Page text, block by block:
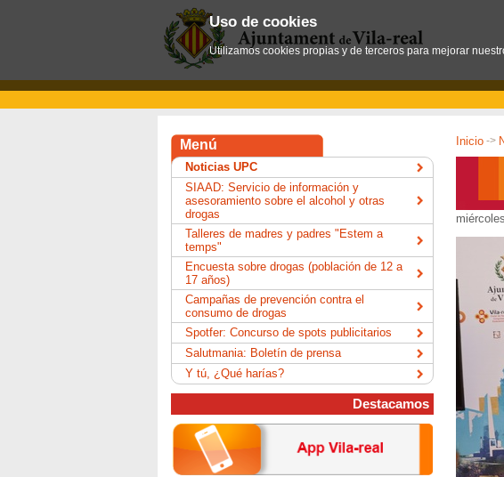
Inicio ->
Menú
Noticias UPC
SIAAD: Servicio de información y
asesoramiento sobre el alcohol y otras
drogas
Talleres de madres y padres "Estem a
temps"
Encuesta sobre drogas (población de 12 a
17 años)
Campañas de prevención contra el
consumo de drogas
Spotfer: Concurso de spots publicitarios
Salutmania: Boletín de prensa
Y tú, ¿Qué harías?
Destacamos
Uso de cookies
Utilizamos cookies propias y de terceros para mejorar